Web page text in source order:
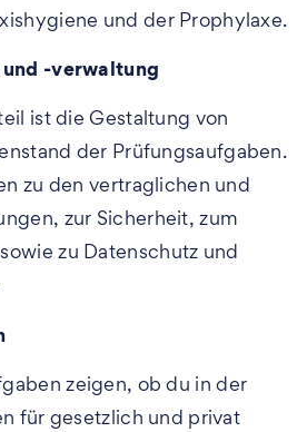
und der Prophylaxe.
-verwaltung
ist die Gestaltung von
der Prüfungsaufgaben.
zu den vertraglichen und
zur Sicherheit, zum
zu Datenschutz und
zeigen, ob du in der
für gesetzlich und privat